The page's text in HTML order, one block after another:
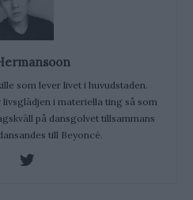
som lever livet i huvudstaden.
i materiella ting så som
på dansgolvet tillsammans
till Beyoncé.